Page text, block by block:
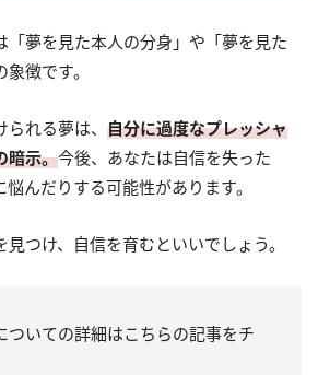
「夢を見た本人の分身」や「夢を見た
徴です。
れる夢は、 自分に過度なプレッシャ
暗示。今後、あなたは自信を失った
んだりする可能性があります。
つけ、自信を育むといいでしょう。
ついての詳細はこちらの記事をチ